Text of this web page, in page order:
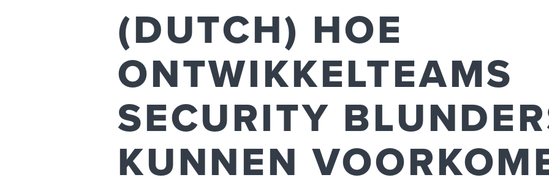
(DUTCH) HOE
ONTWIKKELTEAMS
SECURITY
KUNNEN